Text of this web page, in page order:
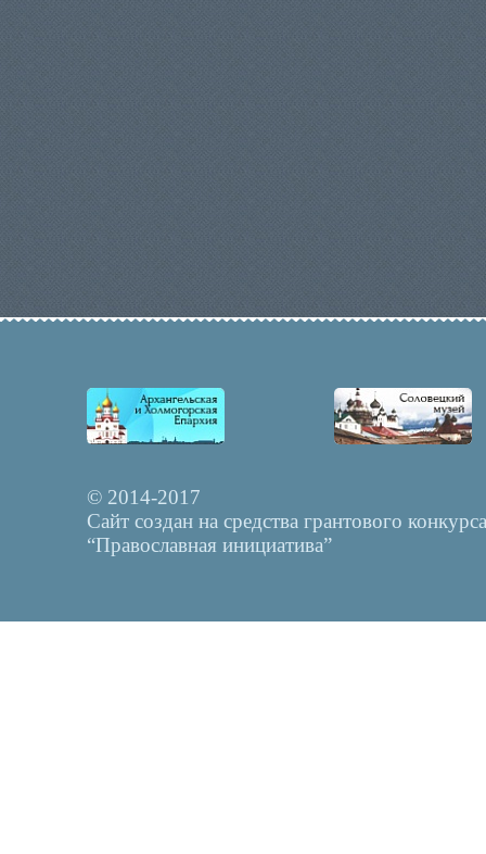
© 2014-2017
Сайт создан на средства грантового конкурса
“Православная инициатива”